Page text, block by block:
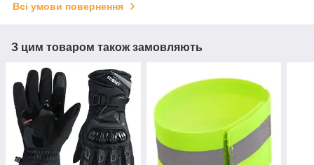
Всі умови повернення
З цим товаром також замовляють